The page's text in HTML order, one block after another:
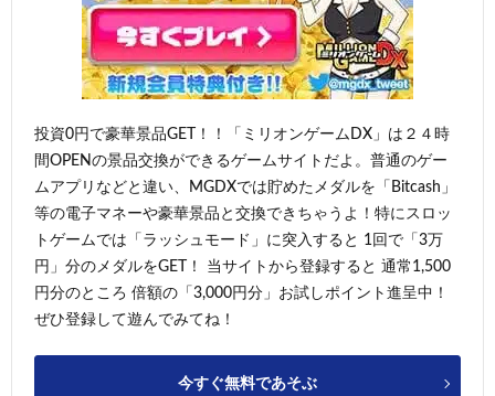
投資0円で豪華景品GET！！「ミリオンゲームDX」は２４時
間OPENの景品交換ができるゲームサイトだよ。普通のゲー
ムアプリなどと違い、MGDXでは貯めたメダルを「Bitcash」
等の電子マネーや豪華景品と交換できちゃうよ！特にスロッ
トゲームでは「ラッシュモード」に突入すると 1回で「3万
円」分のメダルをGET！ 当サイトから登録すると 通常1,500
円分のところ 倍額の「3,000円分」お試しポイント進呈中！
ぜひ登録して遊んでみてね！
今すぐ無料であそぶ